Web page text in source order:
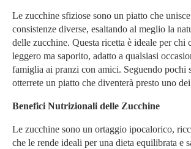
Le zucchine sfiziose sono un piatto che
consistenze diverse, esaltando al meglio la
delle zucchine. Questa ricetta è ideale per chi
leggero ma saporito, adatto a qualsiasi
famiglia ai pranzi con amici. Seguendo pochi
otterrete un piatto che diventerà presto uno
Benefici Nutrizionali delle Zucchine
Le zucchine sono un ortaggio ipocalorico,
che le rende ideali per una dieta equilibrata e